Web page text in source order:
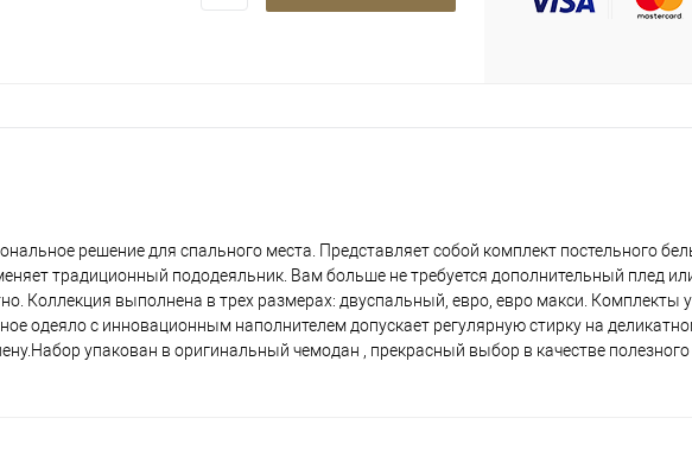
решение для спального места. Представляет собой комплект постельного
традиционный пододеяльник. Вам больше не требуется дополнительный плед
Коллекция выполнена в трех размерах: двуспальный, евро, евро макси. Комплекты
одеяло с инновационным наполнителем допускает регулярную стирку на
упакован в оригинальный чемодан , прекрасный выбор в качестве полезного